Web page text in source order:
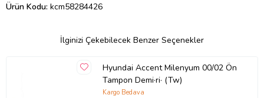
Ürün Kodu: kcm58284426
İlginizi Çekebilecek Benzer Seçenekler
Hyundai Accent Milenyum 00/02 Ön
Tampon Demi·ri· (Tw)
Kargo Bedava